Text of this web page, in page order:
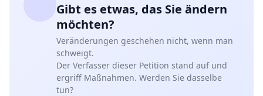
Gibt es etwas, das Sie ändern
möchten?
Veränderungen geschehen nicht, wenn man
schweigt.
Der Verfasser dieser Petition stand auf und
ergriff Maßnahmen. Werden Sie dasselbe
tun?